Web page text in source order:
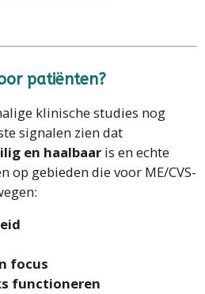
patiënten?
klinische studies nog
signalen zien dat
en haalbaar is en echte
op gebieden die voor ME/CVS-
focus
functioneren